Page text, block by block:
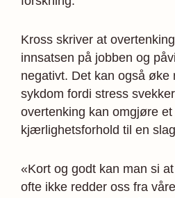
Kross skriver at
innsatsen på jobben og
negativt. Det kan også øke
sykdom fordi stress
overtenking kan omgjøre et
kjærlighetsforhold til en
«Kort og godt kan man si
ofte ikke redder oss fra